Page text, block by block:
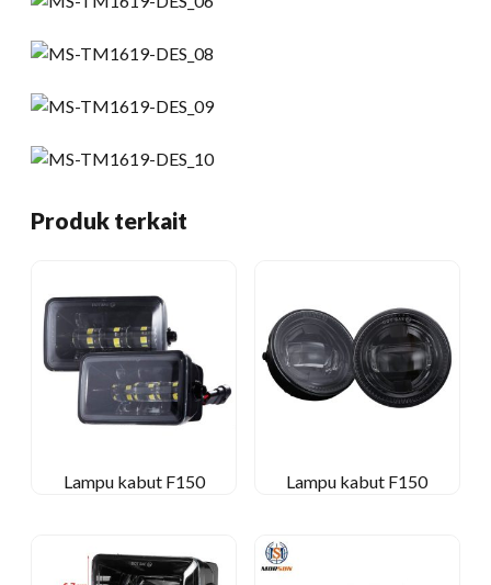
Produk terkait
Lampu kabut F150 Lampu kabut F150